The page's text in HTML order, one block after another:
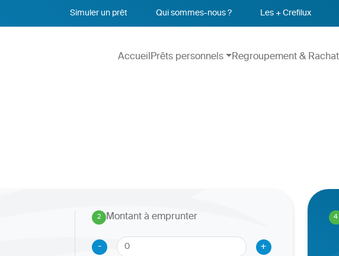
Simuler un prêt Qui sommes-nous ? Les + Crefilux
AccueilPrêts personnels Regroupement & Rachat
2
.
Montant à emprunter
-
+
4
.